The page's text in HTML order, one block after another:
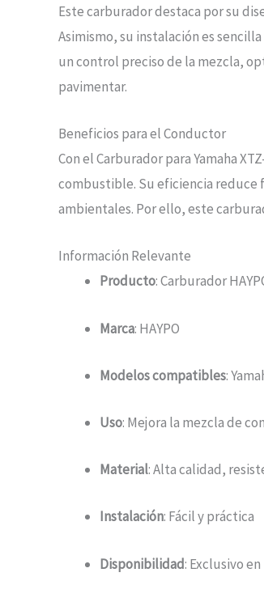
Este carburador destaca por su
Asimismo, su instalación es
un control preciso de la mezcla,
pavimentar.
Beneficios para el Conductor
Con el Carburador para Yamaha
combustible. Su eficiencia reduce
ambientales. Por ello, este
Información Relevante
Producto: Carburador
Marca: HAYPO
Modelos compatibles:
Uso: Mejora la mezcla de
Material: Alta calidad,
Instalación: Fácil y práctica
Disponibilidad: Exclusivo